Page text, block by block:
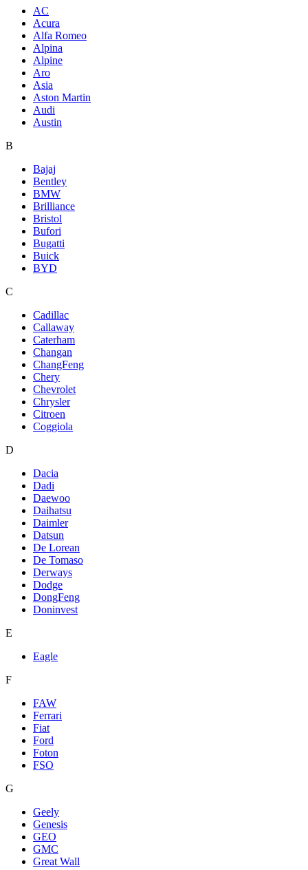
AC
Acura
Alfa Romeo
Alpina
Alpine
Aro
Asia
Aston Martin
Audi
Austin
B
Bajaj
Bentley
BMW
Brilliance
Bristol
Bufori
Bugatti
Buick
BYD
C
Cadillac
Callaway
Caterham
Changan
ChangFeng
Chery
Chevrolet
Chrysler
Citroen
Coggiola
D
Dacia
Dadi
Daewoo
Daihatsu
Daimler
Datsun
De Lorean
De Tomaso
Derways
Dodge
DongFeng
Doninvest
E
Eagle
F
FAW
Ferrari
Fiat
Ford
Foton
FSO
G
Geely
Genesis
GEO
GMC
Great Wall